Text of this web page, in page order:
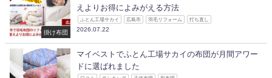
掛け布団
えよりお得によみがえる方法
ふとん工場サカイ 広島市 羽毛リフォーム 打ち直し
2026.07.22
マイベストでふとん工場サカイの布団が月間アワー
ドに選ばれました